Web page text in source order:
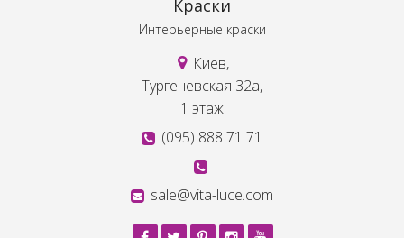
Краски
Интерьерные краски
Киев,
Тургеневская 32а,
1 этаж
(095) 888 71 71
sale@vita-luce.com